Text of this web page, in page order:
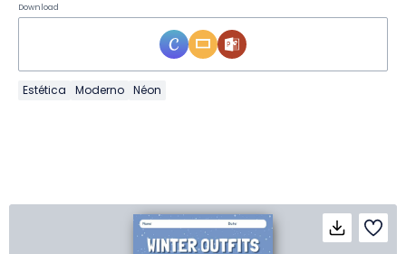
Download
Estética Moderno Néon